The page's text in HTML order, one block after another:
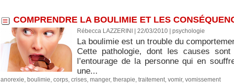
COMPRENDRE LA BOULIMIE ET LES
Rébecca LAZZERINI | 22/03/2010 psychologie
La boulimie est un trouble du
Cette pathologie, dont les causes
l’entourage de la personne qui en
une...
anorexie, boulimie, corps, crises, manger, therapie, traitement, vomir, vomissement